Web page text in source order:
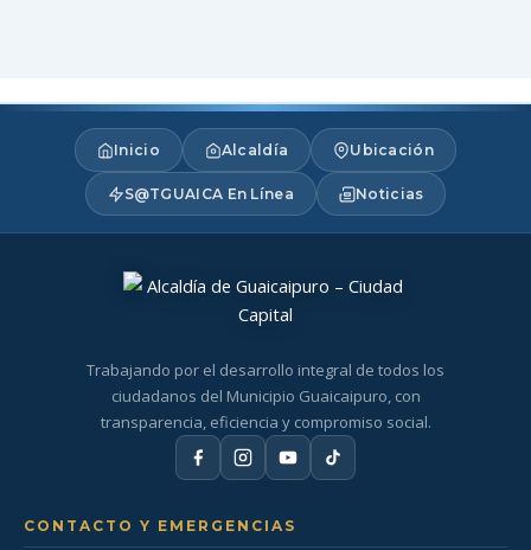
Inicio Alcaldía Ubicación
S@TGUAICA En Línea Noticias
Trabajando por el desarrollo integral de todos los
ciudadanos del Municipio Guaicaipuro, con
transparencia, eficiencia y compromiso social.
CONTACTO Y EMERGENCIAS